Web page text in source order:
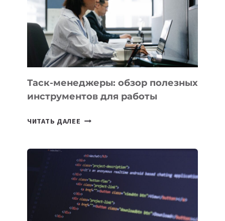
3
ЗАДАЧИ
ЕМУ
МОЖНО
ПОРУЧИТЬ
УЖЕ
СЕГОДНЯ
Таск-менеджеры: обзор полезных
инструментов для работы
ЧИТАТЬ ДАЛЕЕ ТАСК-
ПОЛЕЗНЫХ
ИНСТРУМЕНТОВ
ДЛЯ
РАБОТЫ